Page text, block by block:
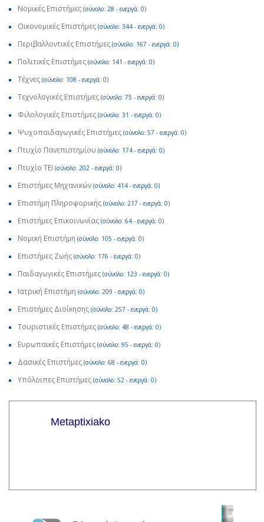
Νομικές Επιστήμες (σύνολο: 28 - ενεργά: 0)
Οικονομικές Επιστήμες (σύνολο: 344 - ενεργά: 0)
Περιβαλλοντικές Επιστήμες (σύνολο: 167 - ενεργά: 0)
Πολιτικές Επιστήμες (σύνολο: 141 - ενεργά: 0)
Τέχνες (σύνολο: 108 - ενεργά: 0)
Τεχνολογικές Επιστήμες (σύνολο: 75 - ενεργά: 0)
Φιλολογικές Επιστήμες (σύνολο: 31 - ενεργά: 0)
Ψυχοπαιδαγωγικές Επιστήμες (σύνολο: 57 - ενεργά: 0)
Πτυχίο Πανεπιστημίου (σύνολο: 174 - ενεργά: 0)
Πτυχίο ΤΕΙ (σύνολο: 202 - ενεργά: 0)
Επιστήμες Μηχανικών (σύνολο: 414 - ενεργά: 0)
Επιστήμη Πληροφορικής (σύνολο: 217 - ενεργά: 0)
Επιστήμες Επικοινωνίας (σύνολο: 64 - ενεργά: 0)
Νομική Επιστήμη (σύνολο: 105 - ενεργά: 0)
Επιστήμες Ζωής (σύνολο: 176 - ενεργά: 0)
Παιδαγωγικές Επιστήμες (σύνολο: 123 - ενεργά: 0)
Ιατρική Επιστήμη (σύνολο: 209 - ενεργά: 0)
Επιστήμες Διοίκησης (σύνολο: 257 - ενεργά: 0)
Τουριστικές Επιστήμες (σύνολο: 48 - ενεργά: 0)
Ευρωπαϊκές Επιστήμες (σύνολο: 95 - ενεργά: 0)
Δασικές Επιστήμες (σύνολο: 68 - ενεργά: 0)
Υπόλοιπες Επιστήμες (σύνολο: 52 - ενεργά: 0)